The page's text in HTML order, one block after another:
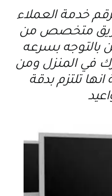
خدمة العملاء
فريق متخصص من
بالتوجه بسرعه
في المنزل ومن
تلتزم بدقة